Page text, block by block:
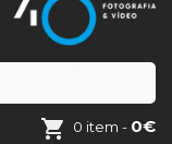
0 item - 0€